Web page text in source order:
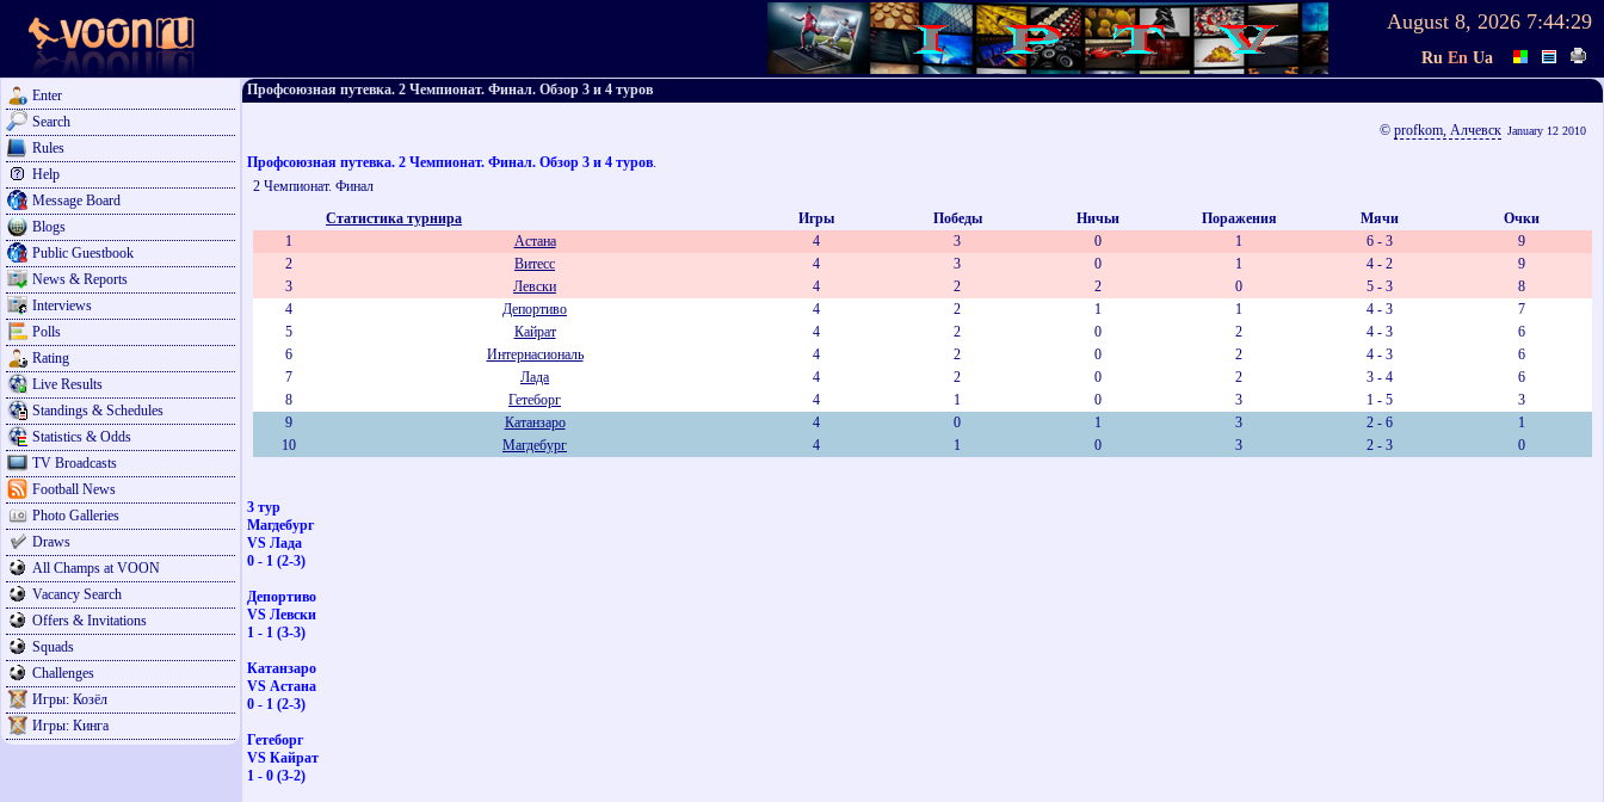
August 8, 2026 7:44:29
Ru En Ua
Enter
Search
Rules
Help
Message Board
Blogs
Public Guestbook
News & Reports
Interviews
Polls
Rating
Live Results
Standings & Schedules
Statistics & Odds
TV Broadcasts
Football News
Photo Galleries
Draws
All Champs at VOON
Vacancy Search
Offers & Invitations
Squads
Challenges
Игры: Козёл
Игры: Кинга
Профсоюзная путевка. 2 Чемпионат. Финал. Обзор 3 и 4 туров
© profkom, Алчевск January 12 2010
Профсоюзная путевка. 2 Чемпионат. Финал. Обзор 3 и 4 туров.
2 Чемпионат. Финал
Статистика турнира
Игры Победы Ничьи Поражения Мячи
Очки
1
Астана 4 3 0 1 6 - 3
9
2
Витесс 4 3 0 1 4 - 2
9
3
Левски 4 2 2 0 5 - 3
8
4
Депортиво 4 2 1 1 4 - 3
7
5
Кайрат 4 2 0 2 4 - 3
6
6
Интернаcиональ 4 2 0 2 4 - 3
6
7
Лада 4 2 0 2 3 - 4
6
8
Гетеборг 4 1 0 3 1 - 5
3
9
Катанзаро 4 0 1 3 2 - 6
1
10
Магдебург 4 1 0 3 2 - 3 0
3 тур
Магдебург
VS Лада
0 - 1 (2-3)
Депортиво
VS Левски
1 - 1 (3-3)
Катанзаро
VS Астана
0 - 1 (2-3)
Гетеборг
VS Кайрат
1 - 0 (3-2)